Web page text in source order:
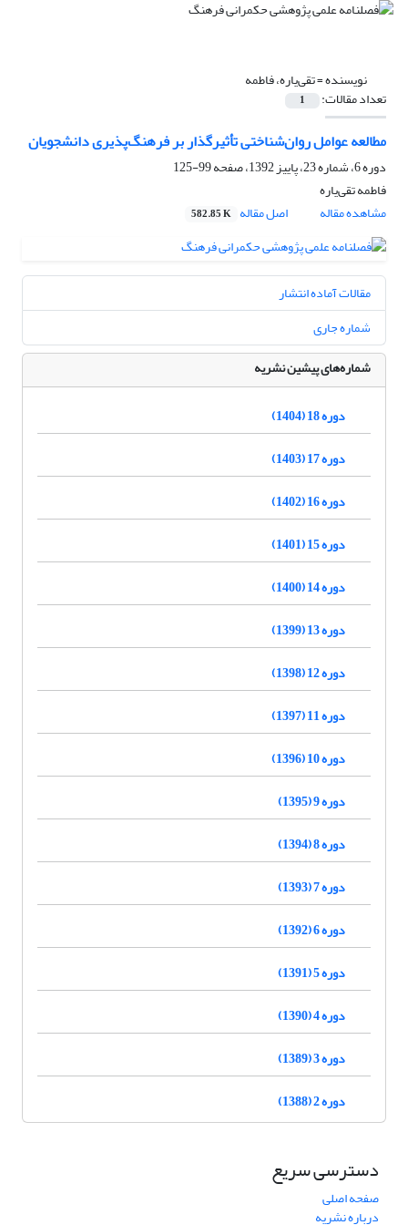
نویسنده =تقی‌یاره، فاطمه
تعداد مقالات: 1
مطالعه عوامل روان‌شناختی تأثیرگذار بر فرهنگ‌پذیری دانشجویان
دوره 6، شماره 23، پاییز 1392، صفحه
99-125
فاطمه تقی‌یاره
مشاهده مقاله
اصل مقاله 582.85 K
مقالات آماده انتشار
شماره جاری
شماره‌های پیشین نشریه
دوره 18 (1404)
دوره 17 (1403)
دوره 16 (1402)
دوره 15 (1401)
دوره 14 (1400)
دوره 13 (1399)
دوره 12 (1398)
دوره 11 (1397)
دوره 10 (1396)
دوره 9 (1395)
دوره 8 (1394)
دوره 7 (1393)
دوره 6 (1392)
دوره 5 (1391)
دوره 4 (1390)
دوره 3 (1389)
دوره 2 (1388)
دسترسی سریع
صفحه اصلی
درباره نشریه